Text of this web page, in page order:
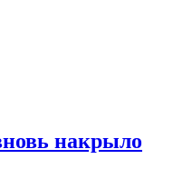
накрыло